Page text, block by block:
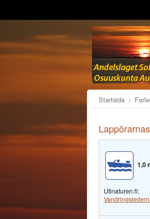
Startsida
1,0
Utinaturen.fi: